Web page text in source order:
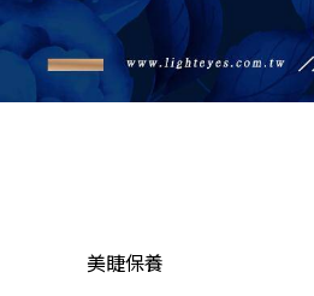
美睫保養